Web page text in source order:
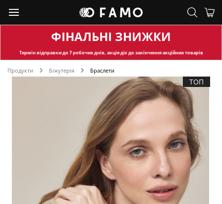
ФІНАЛЬНІ ЗНИЖКИ
Термін відправкидо 7 робочих днів, акція діє до закінчення акційних товарів
Продукти Біжутерія Браслети
ТОП